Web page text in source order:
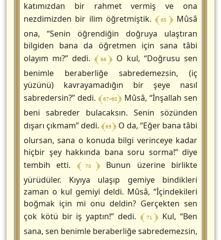
katımızdan bir rahmet vermiş ve ona
nezdimizden bir ilim öğretmiştik.﴾ 65 ﴿Mûsâ
ona, “Senin öğrendiğin doğruya ulaştıran
bilgiden bana da öğretmen için sana tâbi
olayım mı?” dedi. ﴾ 66 ﴿ O kul, “Doğrusu sen
benimle beraberliğe sabredemezsin, (iç
yüzünü) kavrayamadığın bir şeye nasıl
sabredersin?” dedi. ﴾ 67-68 ﴿ Mûsâ, “İnşallah sen
beni sabreder bulacaksın. Senin sözünden
dışarı çıkmam” dedi.﴾ 69 ﴿O da, “Eğer bana tâbi
olursan, sana o konuda bilgi verinceye kadar
hiçbir şey hakkında bana soru sorma!” diye
tembih etti. ﴾ 70 ﴿Bunun üzerine birlikte
yürüdüler. Kıyıya ulaşıp gemiye bindikleri
zaman o kul gemiyi deldi. Mûsâ, “İçindekileri
boğmak için mi onu deldin? Gerçekten sen
çok kötü bir iş yaptın!” dedi. ﴾ 71 ﴿ Kul, “Ben
sana, sen benimle beraberliğe sabredemezsin,